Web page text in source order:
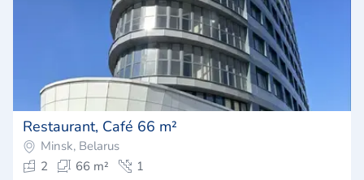
Restaurant, Café 66 m²
Minsk, Belarus
2
66 m²
1